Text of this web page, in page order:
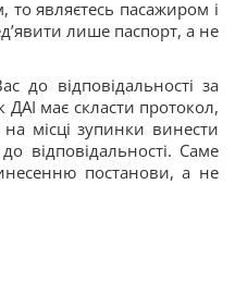
то являєтесь пасажиром і
лише паспорт, а не
до відповідальності за
має скласти протокол,
місці зупинки винести
відповідальності. Саме
постанови, а не